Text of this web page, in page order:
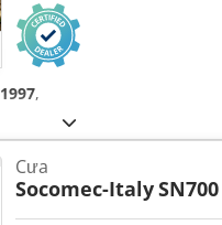
1997,
Cưa
Socomec-ItalySN700